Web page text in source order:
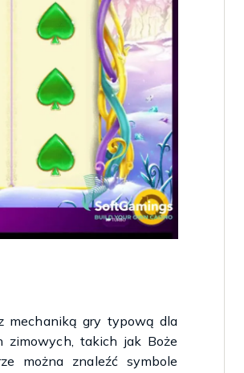
mechaniką gry typową dla
zimowych, takich jak Boże
można znaleźć symbole